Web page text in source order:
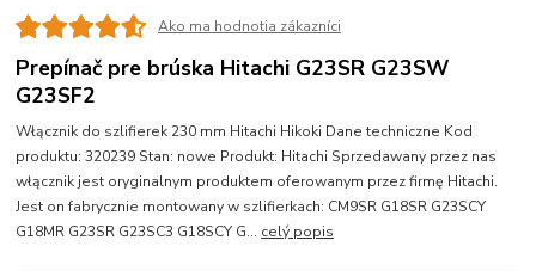
Ako ma hodnotia zákazníci
Prepínač pre brúska Hitachi G23SR G23SW
G23SF2
Włącznik do szlifierek 230 mm Hitachi Hikoki Dane techniczne Kod
produktu: 320239 Stan: nowe Produkt: Hitachi Sprzedawany przez nas
włącznik jest oryginalnym produktem oferowanym przez firmę Hitachi.
Jest on fabrycznie montowany w szlifierkach: CM9SR G18SR G23SCY
G18MR G23SR G23SC3 G18SCY G... celý popis